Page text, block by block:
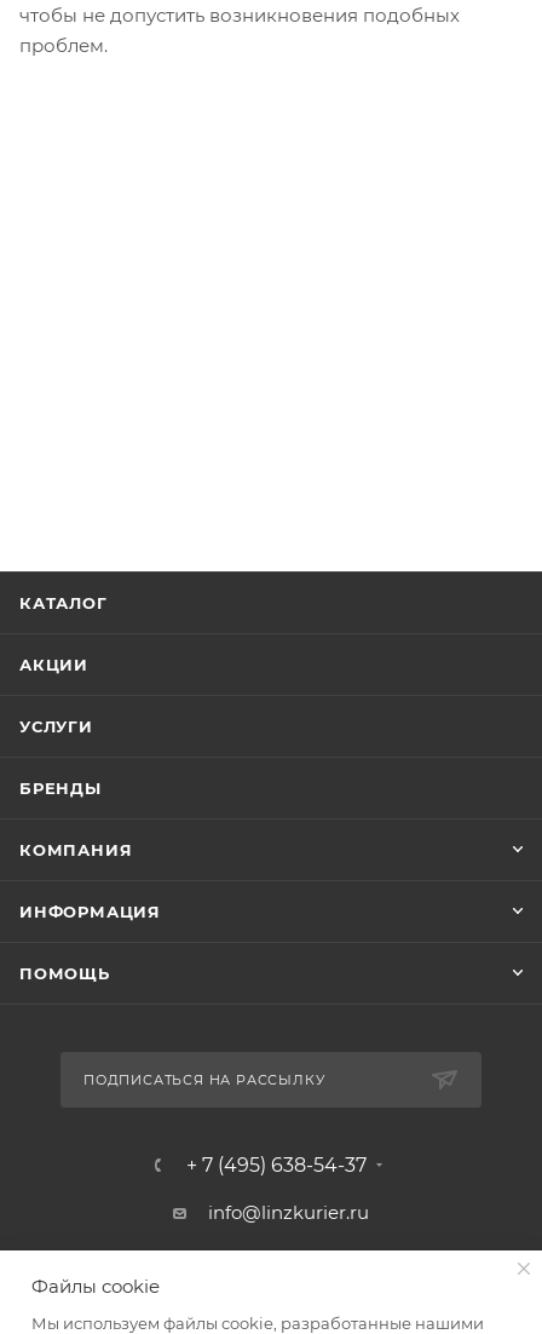
чтобы не допустить возникновения подобных
проблем.
КАТАЛОГ
АКЦИИ
УСЛУГИ
БРЕНДЫ
КОМПАНИЯ
ИНФОРМАЦИЯ
ПОМОЩЬ
ПОДПИСАТЬСЯ НА РАССЫЛКУ
+ 7 (495) 638-54-37
info@linzkurier.ru
Файлы cookie
Мы используем файлы cookie, разработанные нашими